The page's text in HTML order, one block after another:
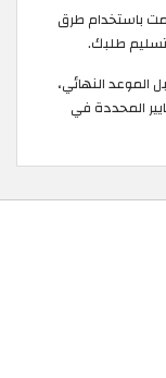
باستخدام طرق
تسليم طلبك.
الموعد النهائي،
المحددة في